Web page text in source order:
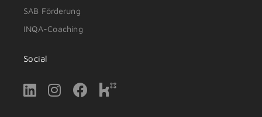
Karriere /Jobs
Online-Marketing-Leistungen
INQA-Coaching
Social